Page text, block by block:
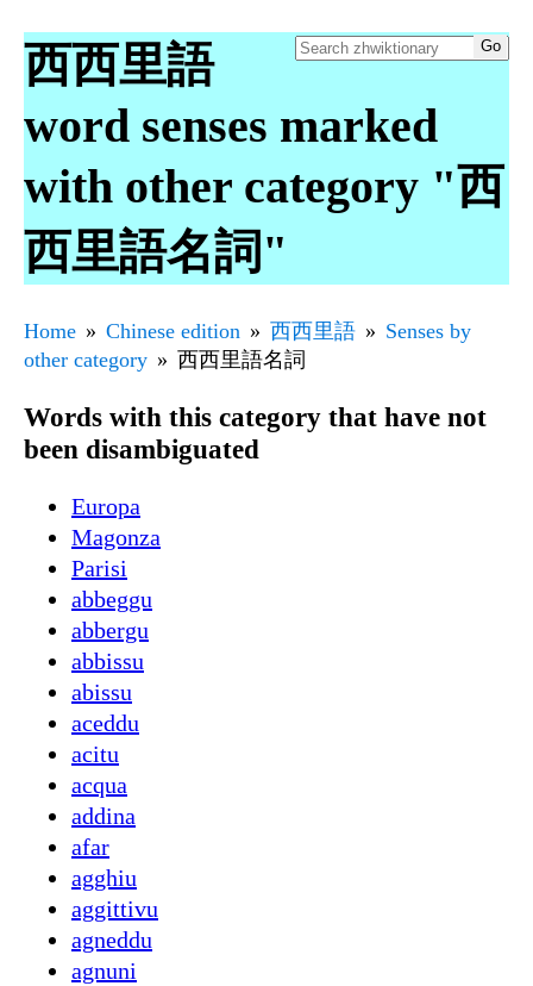
西西里語
word senses marked
with other category "西
西里語名詞"
Home Chinese edition 西西里語
Senses by
other category
西西里語名詞
Words with this category that have not
been disambiguated
Europa
Magonza
Parisi
abbeggu
abbergu
abbissu
abissu
aceddu
acitu
acqua
addina
afar
agghiu
aggittivu
agneddu
agnuni